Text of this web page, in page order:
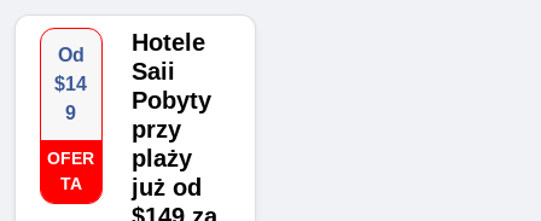
Od
$14
9
OFER
TA
Hotele
Saii
Pobyty
przy
plaży
już od